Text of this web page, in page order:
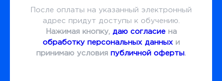
После оплаты на указанный электронный
адрес придут доступы к обучению.
Нажимая кнопку, даю согласиена
обработку персональных данныхи
принимаю условия публичной оферты.